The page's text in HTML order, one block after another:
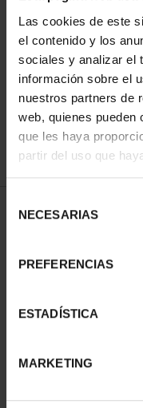
Las cookies de este
el contenido y los
sociales y analizar el
información sobre el
nuestros partners de
web, quienes pueden
que les haya
partir del uso que
NECESARIAS
PREFERENCIAS
ESTADÍSTICA
MARKETING
ORDENAR POR:
1 Productos encontrados